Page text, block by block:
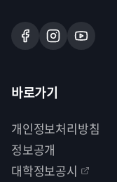
바로가기
개인정보처리방침
정보공개
대학정보공시